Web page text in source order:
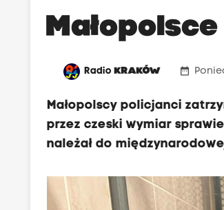
Małopolsce
RadioKRAKÓW date_range
Małopolscy policjanci
przez czeski wymiar
należał do